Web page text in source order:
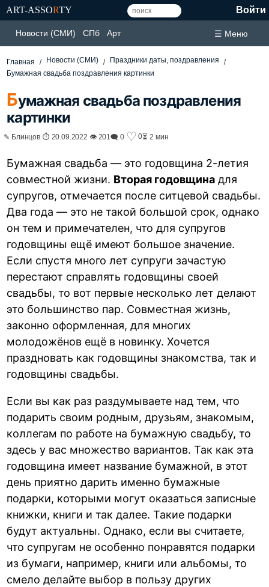
ART-ASSORTY Войти
Новости (СМИ) СПб Арт ☰ Меню
Главная Новости (СМИ)
Праздники даты, поздравления
Бумажная свадьба поздравления картинки
Бумажная свадьба поздравления
картинки
✎ Блинцов ⏱ 20.09.2022 👁 201🗨 0 ♡ 0⏳ 2 мин
Бумажная свадьба — это годовщина 2-летия
совместной жизни. Вторая годовщина для
супругов, отмечается после ситцевой свадьбы.
Два года — это не такой большой срок, однако
он тем и примечателен, что для супругов
годовщины ещё имеют большое значение.
Если спустя много лет супруги зачастую
перестают справлять годовщины своей
свадьбы, то вот первые несколько лет делают
это большинство пар. Совместная жизнь,
законно оформленная, для многих
молодожёнов ещё в новинку. Хочется
праздновать как годовщины знакомства, так и
годовщины свадьбы.
Если вы как раз раздумываете над тем, что
подарить своим родным, друзьям, знакомым,
коллегам по работе на бумажную свадьбу, то
здесь у вас множество вариантов. Так как эта
годовщина имеет название бумажной, в этот
день приятно дарить именно бумажные
подарки, которыми могут оказаться записные
книжки, книги и так далее. Такие подарки
будут актуальны. Однако, если вы считаете,
что супругам не особенно понравятся подарки
из бумаги, например, книги или альбомы, то
смело делайте выбор в пользу других